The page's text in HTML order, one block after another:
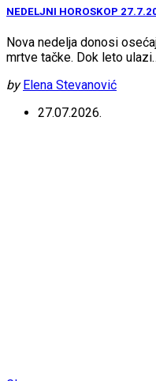
NEDELJNI HOROSKOP
Nova nedelja donosi
mrtve tačke. Dok leto
by Elena Stevanović
27.07.2026.